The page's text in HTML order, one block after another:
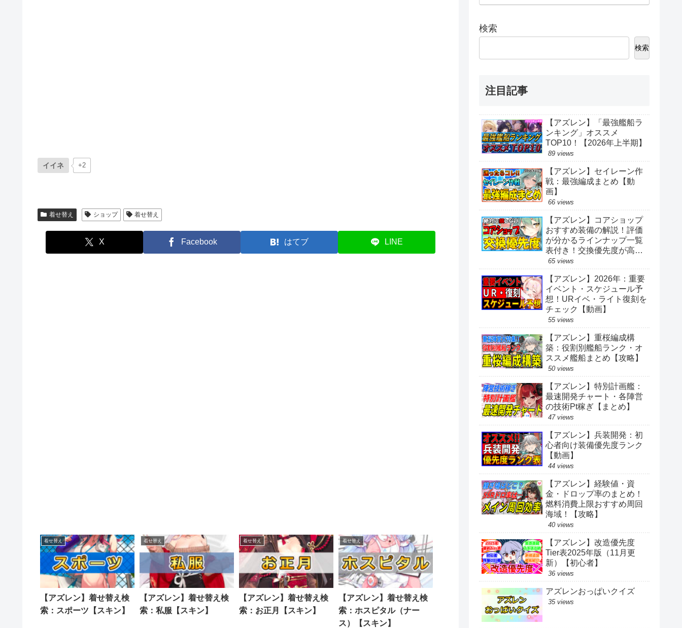
イイネ +2
着せ替え ショップ 着せ替え
X Facebook はてブ LINE
着せ替え
【アズレン】着せ替え検
索：スポーツ【スキン】
着せ替え
【アズレン】着せ替え検
索：私服【スキン】
着せ替え
【アズレン】着せ替え検
索：お正月【スキン】
着せ替え
【アズレン】着せ替え検
索：ホスピタル（ナー
ス）【スキン】
検索
検索
注目記事
【アズレン】「最強艦船ラ
ンキング」オススメ
TOP10！【2026年上半期】
89 views
【アズレン】セイレーン作
戦：最強編成まとめ【動
画】
66 views
【アズレン】コアショップ
おすすめ装備の解説！評価
が分かるラインナップ一覧
表付き！交換優先度が高い
アイテムは？【アズールレ
65 views
【アズレン】2026年：重要
イベント・スケジュール予
想！URイベ・ライト復刻を
チェック【動画】
55 views
【アズレン】重桜編成構
築：役割別艦船ランク・オ
ススメ艦船まとめ【攻略】
50 views
【アズレン】特別計画艦：
最速開発チャート・各陣営
の技術Pt稼ぎ【まとめ】
47 views
【アズレン】兵装開発：初
心者向け装備優先度ランク
【動画】
44 views
【アズレン】経験値・資
金・ドロップ率のまとめ！
燃料消費上限おすすめ周回
海域！【攻略】
40 views
【アズレン】改造優先度
Tier表2025年版（11月更
新）【初心者】
36 views
アズレンおっぱいクイズ
35 views